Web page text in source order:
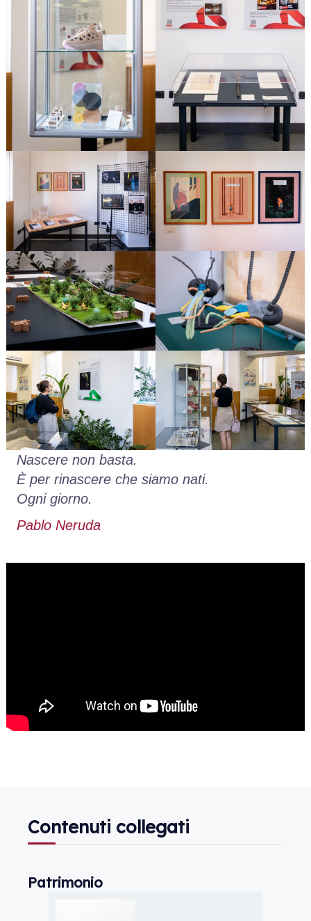
Nascere non basta.
È per rinascere che siamo nati.
Ogni giorno.
Pablo Neruda
Contenuti collegati
Patrimonio